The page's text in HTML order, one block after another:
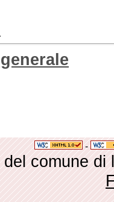
-
comune